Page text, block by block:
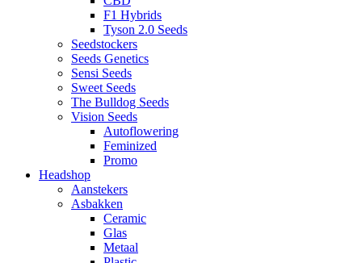
F1 Hybrids
Tyson 2.0 Seeds
Seedstockers
Seeds Genetics
Sensi Seeds
Sweet Seeds
The Bulldog Seeds
Vision Seeds
Autoflowering
Feminized
Promo
Headshop
Aanstekers
Asbakken
Ceramic
Glas
Metaal